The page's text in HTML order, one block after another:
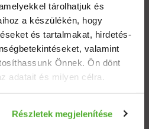
tárolhatjuk és
a készülékén, hogy
és tartalmakat, hirdetés-
valamint
Önnek. Ön dönt
adatait és milyen célra.
Ön földrajzi elhelyezkedéséről
Részletek megjelenítése